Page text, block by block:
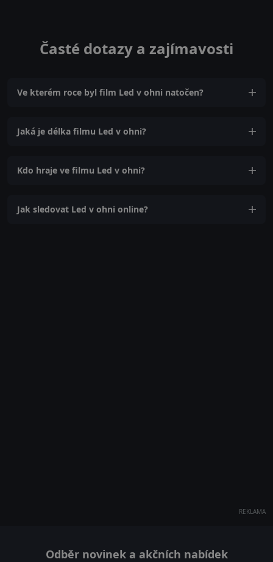
Časté dotazy a zajímavosti
Ve kterém roce byl film Led v ohni natočen?
Jaká je délka filmu Led v ohni?
Kdo hraje ve filmu Led v ohni?
Jak sledovat Led v ohni online?
REKLAMA
Odběr novinek a akčních nabídek